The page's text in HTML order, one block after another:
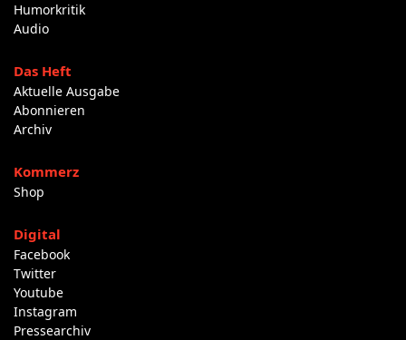
Humorkritik
Audio
Das Heft
Aktuelle Ausgabe
Abonnieren
Archiv
Kommerz
Shop
Digital
Facebook
Twitter
Youtube
Instagram
Pressearchiv